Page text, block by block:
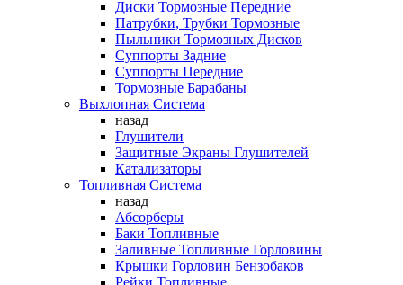
Диски Тормозные Передние
Патрубки, Трубки Тормозные
Пыльники Тормозных Дисков
Суппорты Задние
Суппорты Передние
Тормозные Барабаны
Выхлопная Система
назад
Глушители
Защитные Экраны Глушителей
Катализаторы
Топливная Система
назад
Абсорберы
Баки Топливные
Заливные Топливные Горловины
Крышки Горловин Бензобаков
Рейки Топливные